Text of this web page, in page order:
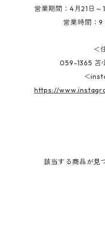
営業期間：4月21日～
営業時間：
＜
059-1365 苫
＜
https://
該当する商品が見